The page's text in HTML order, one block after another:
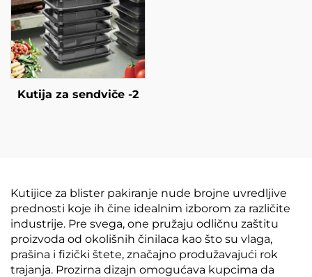
Kutija za sendviče -2
Kutijice za blister pakiranje nude brojne uvredljive
prednosti koje ih čine idealnim izborom za različite
industrije. Pre svega, one pružaju odličnu zaštitu
proizvoda od okolišnih činilaca kao što su vlaga,
prašina i fizički štete, značajno produžavajući rok
trajanja. Prozirna dizajn omogućava kupcima da